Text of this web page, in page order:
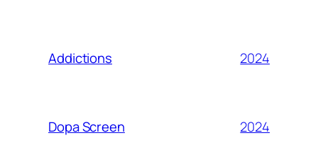
Addictions 2024
Dopa Screen 2024